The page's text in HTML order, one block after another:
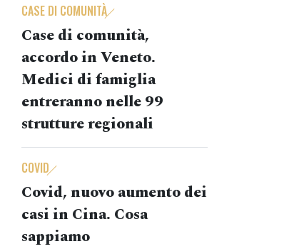
CASE DI COMUNITÀ
Case di comunità,
accordo in Veneto.
Medici di famiglia
entreranno nelle 99
strutture regionali
COVID
Covid, nuovo aumento dei
casi in Cina. Cosa
sappiamo